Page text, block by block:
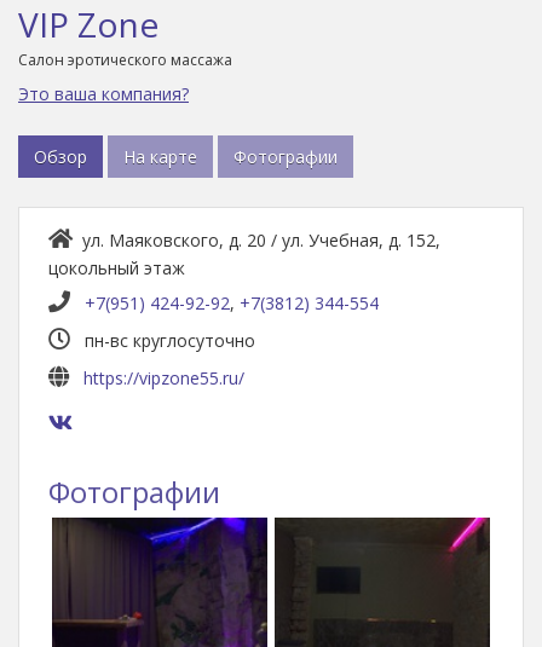
VIP Zone
Салон эротического массажа
Это ваша компания?
Обзор На карте Фотографии
ул. Маяковского, д. 20 / ул. Учебная, д. 152,
цокольный этаж
+7(951) 424-92-92, +7(3812) 344-554
пн-вс круглосуточно
https://vipzone55.ru/
Фотографии